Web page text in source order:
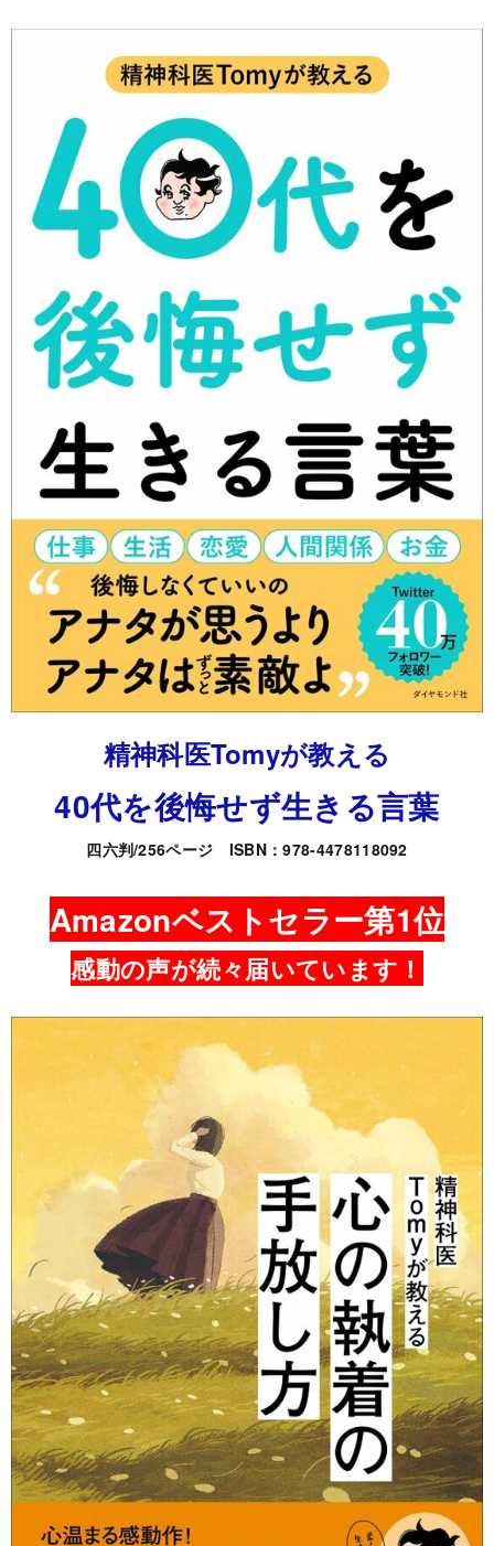
精神科医Tomyが教える
40代を後悔せず生きる言葉
四六判/256ページ ISBN：978-4478118092
Amazonベストセラー第1位
感動の声が続々届いています！